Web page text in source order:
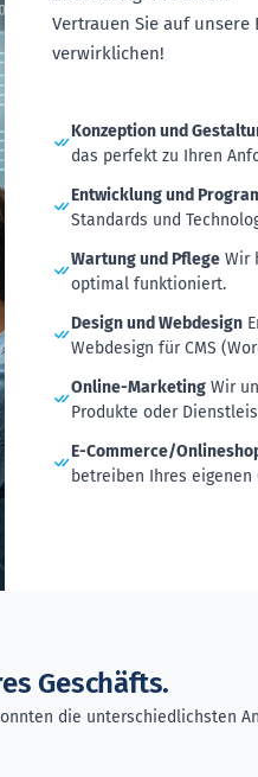
Vertrauen Sie auf
verwirklichen!
Konzeption und
das perfekt zu Ihren
Entwicklung und
Standards und
Wartung und Pflege Wir
optimal funktioniert.
Design und Webdesign
Webdesign für CMS
Online-Marketing Wir
Produkte oder
E-Commerce/
betreiben Ihres eigenen
Geschäfts.
die unterschiedlichsten